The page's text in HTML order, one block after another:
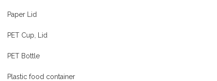
Paper Lid
PET Cup, Lid
PET Bottle
Plastic food container